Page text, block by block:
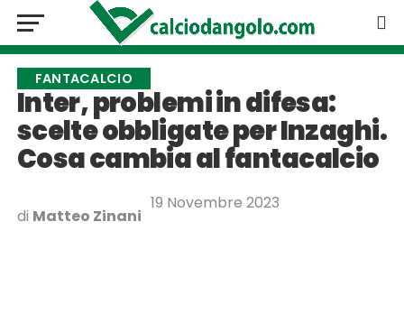
FANTACALCIO
Inter, problemi in difesa:
scelte obbligate per Inzaghi.
Cosa cambia al fantacalcio
di Matteo Zinani
19 Novembre 2023